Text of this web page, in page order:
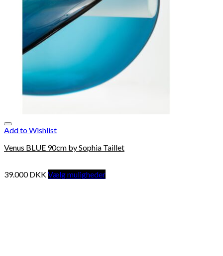
Add to Wishlist
Venus BLUE 90cm by Sophia Taillet
39.000DKKVælg muligheder